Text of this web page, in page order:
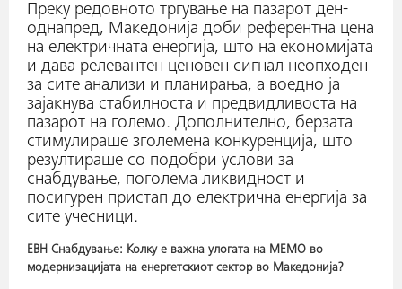
Преку редовното тргување на пазарот ден-
однапред, Македонија доби референтна цена
на електричната енергија, што на економијата
и дава релевантен ценовен сигнал неопходен
за сите анализи и планирања, а воедно ја
зајакнува стабилноста и предвидливоста на
пазарот на големо. Дополнително, берзата
стимулираше зголемена конкуренција, што
резултираше со подобри услови за
снабдување, поголема ликвидност и
посигурен пристап до електрична енергија за
сите учесници.
ЕВН Снабдување: Колку е важна улогата на МЕМО во
модернизацијата на енергетскиот сектор во Македонија?